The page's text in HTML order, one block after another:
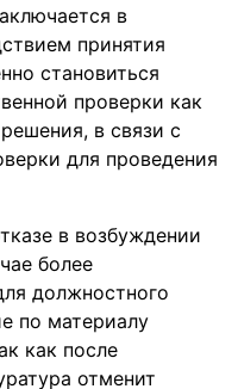
в
принятия
становиться
проверки как
в связи с
для проведения
в возбуждении
более
должностного
по материалу
как после
отменит